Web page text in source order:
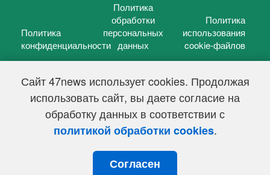
Сайт 47news использует cookies. Продолжая
использовать сайт, вы даете согласие на
обработку данных в соответствии с
политикой обработки cookies.
Согласен
Политика
конфиденциальности
Политика
обработки
персональных
данных
Политика
использования
cookie-файлов
47 новостей (47 news)2005 — 2026 г.
Свидетельство о регистрации СМИ Эл № ФС 77-39848, выдано
Федеральной службой по надзору в сфере связи,
информационных технологий и массовых коммуникаций